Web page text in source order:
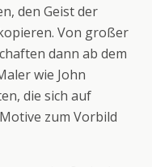
den Geist der
Von großer
dann ab dem
wie John
die sich auf
zum Vorbild